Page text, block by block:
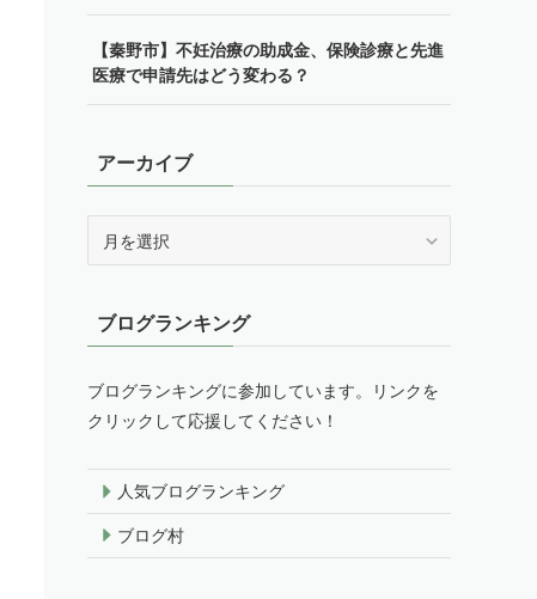
【秦野市】不妊治療の助成金、保険診療と先進
医療で申請先はどう変わる？
アーカイブ
ブブログランキング
ブログランキングに参加しています。リンクを
クリックして応援してください！
人気ブログランキング
ブログ村